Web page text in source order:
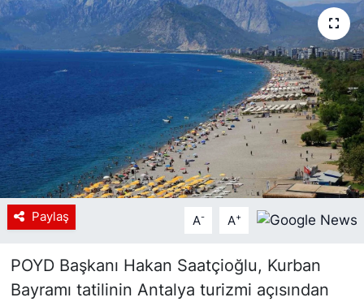
Paylaş A- A+
POYD Başkanı Hakan Saatçioğlu, Kurban
Bayramı tatilinin Antalya turizmi açısından
Haberde insan
Tanıtım